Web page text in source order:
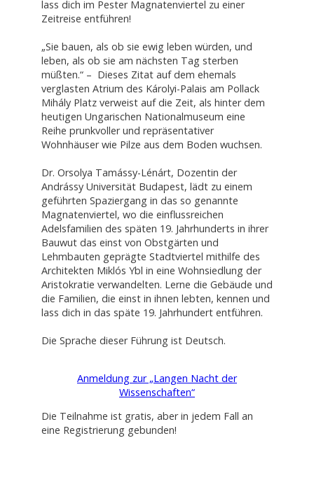
lass dich im Pester Magnatenviertel zu einer
Zeitreise entführen!
„Sie bauen, als ob sie ewig leben würden, und
leben, als ob sie am nächsten Tag sterben
müßten.“ – Dieses Zitat auf dem ehemals
verglasten Atrium des Károlyi-Palais am Pollack
Mihály Platz verweist auf die Zeit, als hinter dem
heutigen Ungarischen Nationalmuseum eine
Reihe prunkvoller und repräsentativer
Wohnhäuser wie Pilze aus dem Boden wuchsen.
Dr. Orsolya Tamássy-Lénárt, Dozentin der
Andrássy Universität Budapest, lädt zu einem
geführten Spaziergang in das so genannte
Magnatenviertel, wo die einflussreichen
Adelsfamilien des späten 19. Jahrhunderts in ihrer
Bauwut das einst von Obstgärten und
Lehmbauten geprägte Stadtviertel mithilfe des
Architekten Miklós Ybl in eine Wohnsiedlung der
Aristokratie verwandelten. Lerne die Gebäude und
die Familien, die einst in ihnen lebten, kennen und
lass dich in das späte 19. Jahrhundert entführen.
Die Sprache dieser Führung ist Deutsch.
Anmeldung zur „Langen Nacht der
Wissenschaften“
Die Teilnahme ist gratis, aber in jedem Fall an
eine Registrierung gebunden!